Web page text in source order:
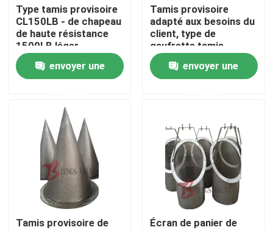
Contrôle de qualité
Contactez-nous
nouvelles
Demandez une citation
Cast Valve Porte d'acier
Swing clapet
Type tamis provisoire
CL150LB - de chapeau
de haute résistance
1500LB léger
envoyer une
Tamis provisoire
adapté aux besoins du
client, type de
gaufrette tamis
conique provisoire
pour des pompes
envoyer une
Tamis provisoire de
Écran de panier de